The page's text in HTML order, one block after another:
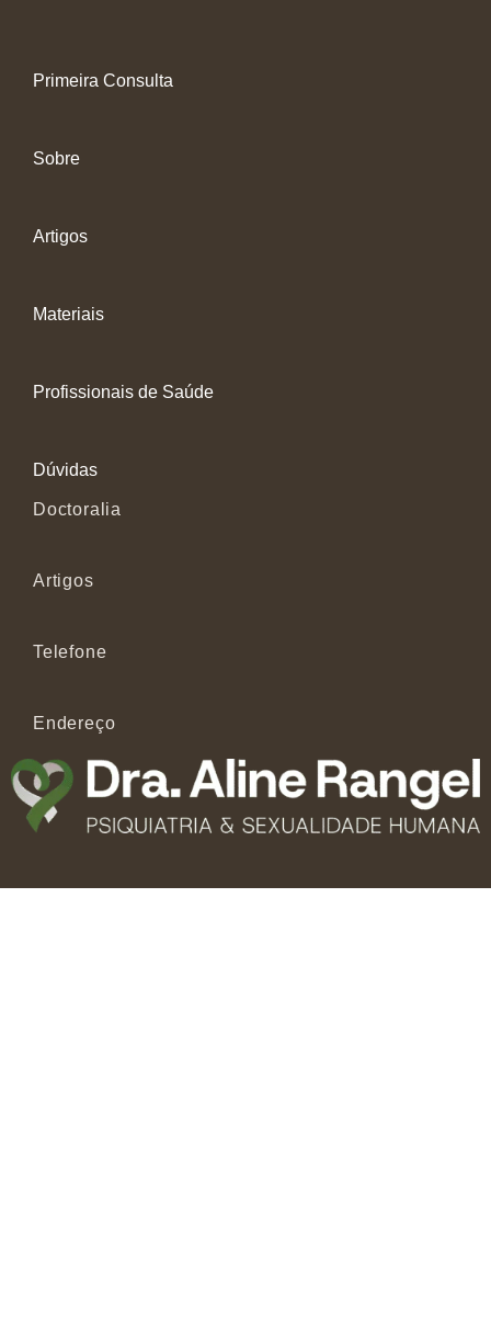
Primeira Consulta
Sobre
Artigos
Materiais
Profissionais de Saúde
Dúvidas
Doctoralia
Artigos
Telefone
Endereço